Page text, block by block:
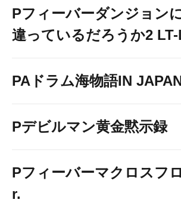
Pフィーバーダンジョン
違っているだろうか2
PAドラム海物語IN
Pデビルマン黄金黙示録
Pフィーバーマクロスフ
r.